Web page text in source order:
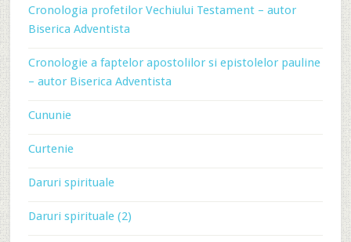
Cronologia profetilor Vechiului Testament – autor
Biserica Adventista
Cronologie a faptelor apostolilor si epistolelor pauline
– autor Biserica Adventista
Cununie
Curtenie
Daruri spirituale
Daruri spirituale (2)